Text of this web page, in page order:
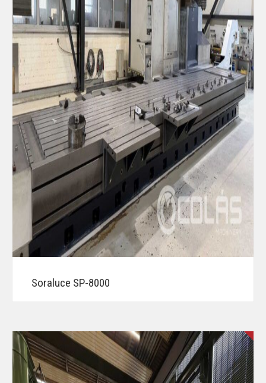
Soraluce SP-8000